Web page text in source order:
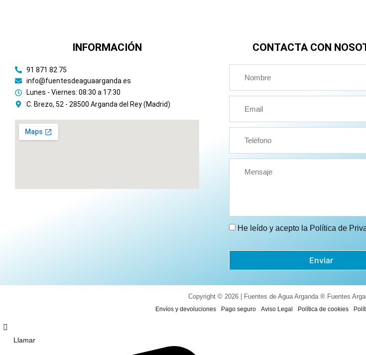
INFORMACIÓN
91 871 82 75
info@fuentesdeaguaarganda.es
Lunes - Viernes: 08:30 a 17:30
C. Brezo, 52 - 28500 Arganda del Rey (Madrid)
CONTACTA CON
He leído y acepto la Política de
Enviar
Copyright © 2026 | Fuentes de Agua Arganda ® Fuentes
Envíos y devoluciones Pago seguro Aviso Legal Política de cookies
Llamar